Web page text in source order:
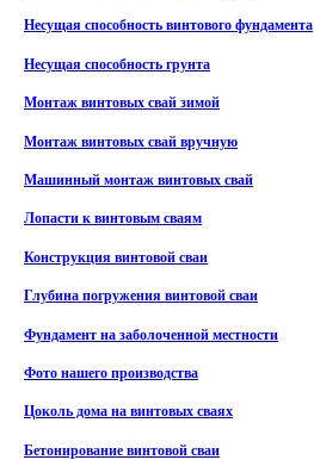
Несущая способность винтового фундамента
Несущая способность грунта
Монтаж винтовых свай зимой
Монтаж винтовых свай вручную
Машинный монтаж винтовых свай
Лопасти к винтовым сваям
Конструкция винтовой сваи
Глубина погружения винтовой сваи
Фундамент на заболоченной местности
Фото нашего производства
Цоколь дома на винтовых сваях
Бетонирование винтовой сваи